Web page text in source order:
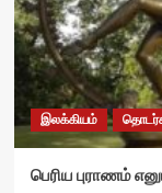
இலக்கியம்
பெரிய புராணம்